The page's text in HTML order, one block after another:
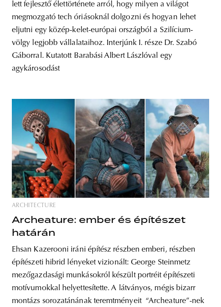
lett fejlesztő élettörténete arról, hogy milyen a világot
megmozgató tech óriásoknál dolgozni és hogyan lehet
eljutni egy közép-kelet-európai országból a Szilícium-
völgy legjobb vállalataihoz. Interjúnk I. része Dr. Szabó
Gáborral. Kutatott Barabási Albert Lászlóval egy
agykárosodást
ARCHITECTURE
Archeature: ember és építészet
határán
Ehsan Kazerooni iráni építész részben emberi, részben
építészeti hibrid lényeket vizionált: George Steinmetz
mezőgazdasági munkásokról készült portréit építészeti
motívumokkal helyettesítette. A látványos, mégis bizarr
montázs sorozatánának teremtményeit “Archeature”-nek